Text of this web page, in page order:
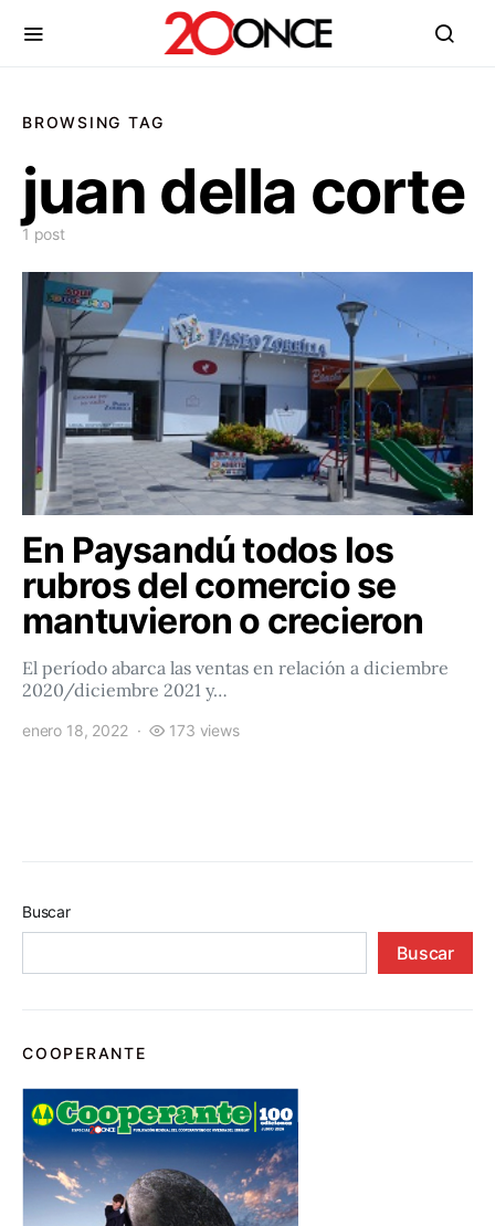
BROWSING TAG
juan della corte
1 post
En Paysandú todos los
rubros del comercio se
mantuvieron o crecieron
El período abarca las ventas en relación a diciembre
2020/diciembre 2021 y…
enero 18, 2022 173 views
Buscar
Buscar
COOPERANTE